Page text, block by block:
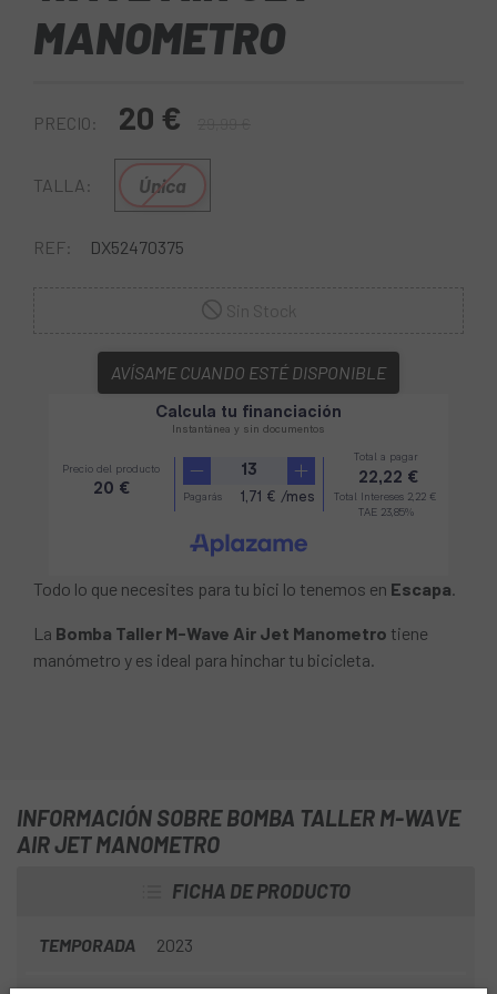
MANOMETRO
PRECIO: 20 €
TALLA: Única
REF: DX52470375
AVÍSAME CUANDO ESTÉ DISPONIBLE
Todo lo que necesites para tu bici lo tenemos en Escapa.
La Bomba Taller M-Wave Air Jet Manometro tiene
manómetro y es ideal para hinchar tu bicicleta.
INFORMACIÓN SOBRE BOMBA TALLER M-WAVE
AIR JET MANOMETRO
FICHA DE PRODUCTO
TEMPORADA 2023